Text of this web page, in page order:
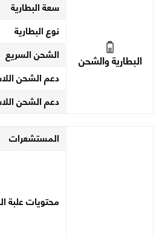
البطارية والشحن
سعة البطارية
نوع البطارية
الشحن السريع
دعم الشحن
دعم الشحن
المستشعرات
محتويات علبة